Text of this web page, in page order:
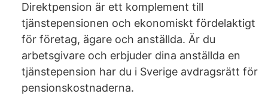
Direktpension är ett komplement till
tjänstepensionen och ekonomiskt fördelaktigt
för företag, ägare och anställda. Är du
arbetsgivare och erbjuder dina anställda en
tjänstepension har du i Sverige avdragsrätt för
pensionskostnaderna.